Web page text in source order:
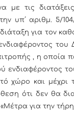
με τις
υπ΄ αριθμ. 5/
για τον
, η οποία
ενδιαφέροντος
χώρο και μέχρι
ότι δεν θα
για την